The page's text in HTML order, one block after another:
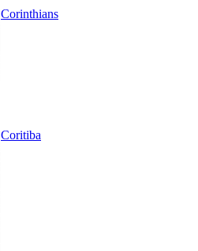
Corinthians
Coritiba